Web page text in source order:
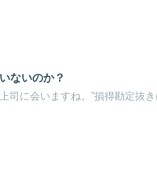
ないのか？
司に会いますね。”損得勘定抜